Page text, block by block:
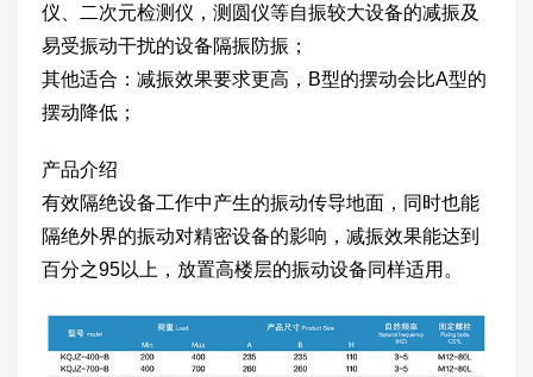
仪、二次元检测仪，测圆仪等自振较大设备的减振及
易受振动干扰的设备隔振防振；
其他适合：减振效果要求更高，B型的摆动会比A型的
摆动降低；
产品介绍
有效隔绝设备工作中产生的振动传导地面，同时也能
隔绝外界的振动对精密设备的影响，减振效果能达到
百分之95以上，放置高楼层的振动设备同样适用。